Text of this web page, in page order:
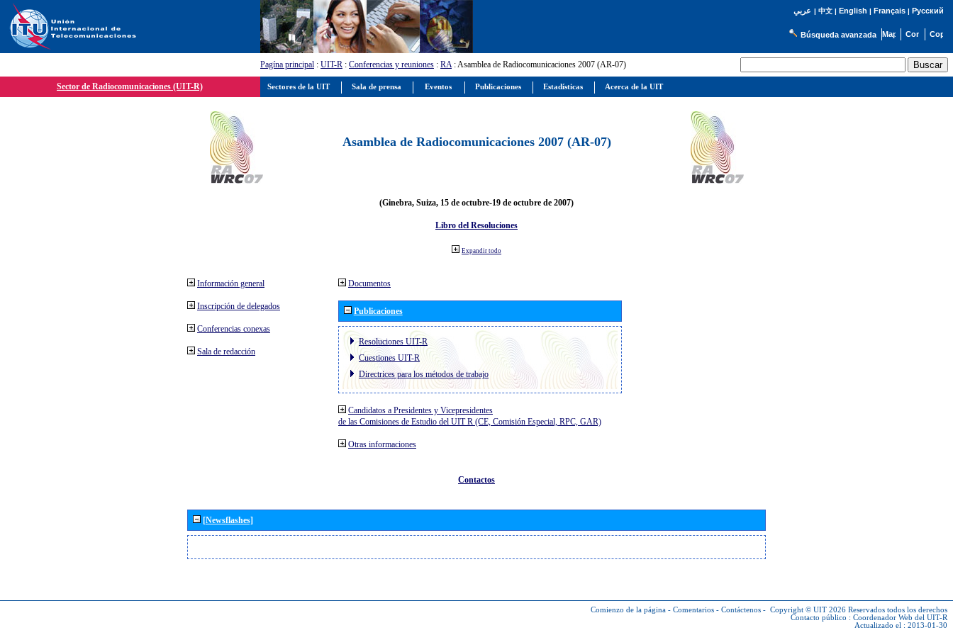
عربي | 中文| English | Français| Русский
Búsqueda avanzada
Pagína principal : UIT-R : Conferencias y reuniones : RA: Asamblea de Radiocomunicaciones 2007 (AR-07)
Sector de Radiocomunicaciones (UIT-R)
Asamblea de Radiocomunicaciones 2007 (AR-07)
(Ginebra, Suiza, 15 de octubre-19 de octubre de 2007)
Libro del Resoluciones
Expandir todo
Información general
Inscripción de delegados
Conferencias conexas
Sala de redacción
Documentos
Publicaciones
Resoluciones UIT-R
Cuestiones UIT-R
Directrices para los métodos de trabajo
Candidatos a Presidentes y Vicepresidentes
de las Comisiones de Estudio del UIT R (CE, Comisión Especial, RPC, GAR)
Otras informaciones
Contactos
[Newsflashes]
Comienzo de la página - Comentarios - Contáctenos - Copyright © UIT 2026 Reservados todos los derechos
Contacto público : Coordenador Web del UIT-R
Actualizado el : 2013-01-30
Sectores de la UIT Sala de prensa Eventos Publicaciones Estadísticas Acerca de la UIT